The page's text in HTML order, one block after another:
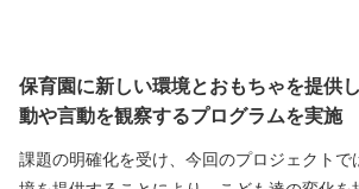
保育園に新しい環境とおもちゃを提供
動や言動を観察するプログラムを実施
課題の明確化を受け、今回のプロジェクトで